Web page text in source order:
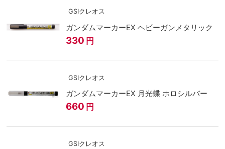
GSIクレオス
ガンダムマーカーEX ヘビーガンメタリック
330 円
GSIクレオス
ガンダムマーカーEX 月光蝶 ホロシルバー
660 円
GSIクレオス